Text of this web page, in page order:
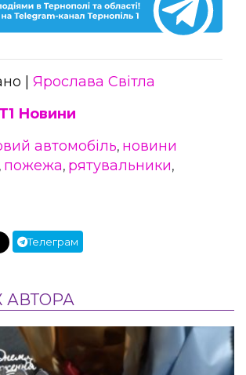
| Ярослава Світла
Т1 Новини
автомобіль, новини
, пожежа, рятувальники,
Телеграм
АВТОРА